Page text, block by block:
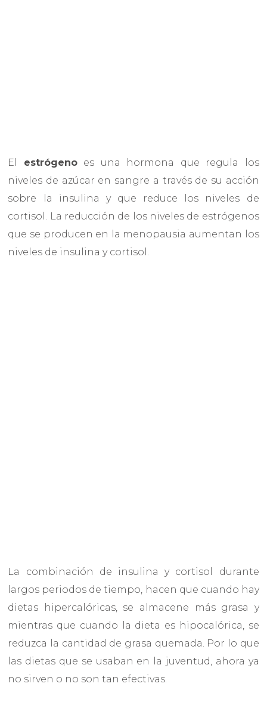
El estrógenoes una hormona que regula los
niveles de azúcar en sangre a través de su acción
sobre la insulina y que reduce los niveles de
cortisol. La reducción de los niveles de estrógenos
que se producen en la menopausia aumentan los
niveles de insulina y cortisol.
La combinación de insulina y cortisol durante
largos periodos de tiempo, hacen que cuando hay
dietas hipercalóricas, se almacene más grasa y
mientras que cuando la dieta es hipocalórica, se
reduzca la cantidad de grasa quemada. Por lo que
las dietas que se usaban en la juventud, ahora ya
no sirven o no son tan efectivas.